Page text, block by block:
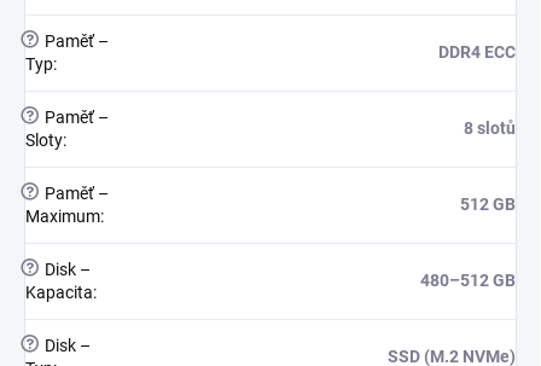
?
Paměť –
Typ:
DDR4 ECC
?
Paměť –
Sloty:
8 slotů
?
Paměť –
Maximum:
512 GB
?
Disk –
Kapacita:
480–512 GB
?
Disk –
SSD (M.2 NVMe)